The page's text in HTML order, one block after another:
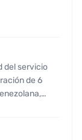
del servicio
de 6
la
trato inicial